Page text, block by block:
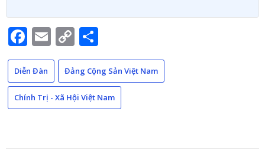
Facebook
Email
Copy
Link
Diễn Đàn Đảng Cộng Sản Việt Nam
Chính Trị - Xã Hội Việt Nam